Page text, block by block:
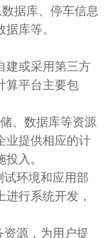
据库、停车信息
库等。
或采用第三方
算平台主要包
、数据库等资源
业提供相应的计
入。
环境和应用部
行系统开发，
源，为用户提